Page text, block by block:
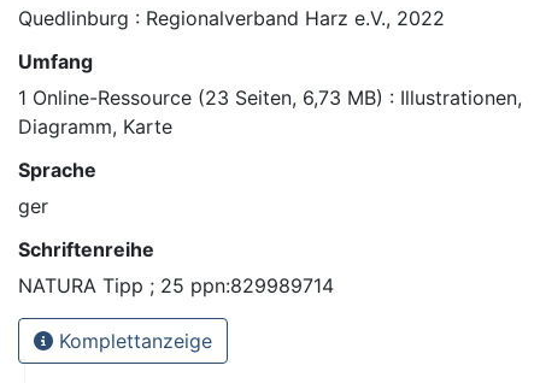
Quedlinburg : Regionalverband Harz e.V., 2022
Umfang
1 Online-Ressource (23 Seiten, 6,73 MB) : Illustrationen,
Diagramm, Karte
Sprache
ger
Schriftenreihe
NATURA Tipp ; 25 ppn:829989714
Komplettanzeige